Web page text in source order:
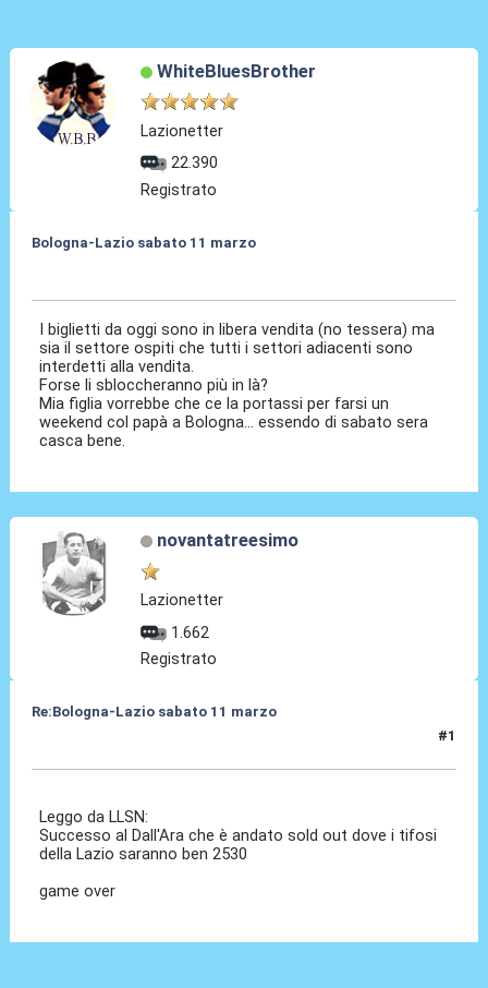
WhiteBluesBrother
Lazionetter
22.390
Registrato
Bologna-Lazio sabato 11 marzo
I biglietti da oggi sono in libera vendita (no tessera) ma
sia il settore ospiti che tutti i settori adiacenti sono
interdetti alla vendita.
Forse li sbloccheranno più in là?
Mia figlia vorrebbe che ce la portassi per farsi un
weekend col papà a Bologna... essendo di sabato sera
casca bene.
novantatreesimo
Lazionetter
1.662
Registrato
Re:Bologna-Lazio sabato 11 marzo
#1
Leggo da LLSN:
Successo al Dall'Ara che è andato sold out dove i tifosi
della Lazio saranno ben 2530
game over